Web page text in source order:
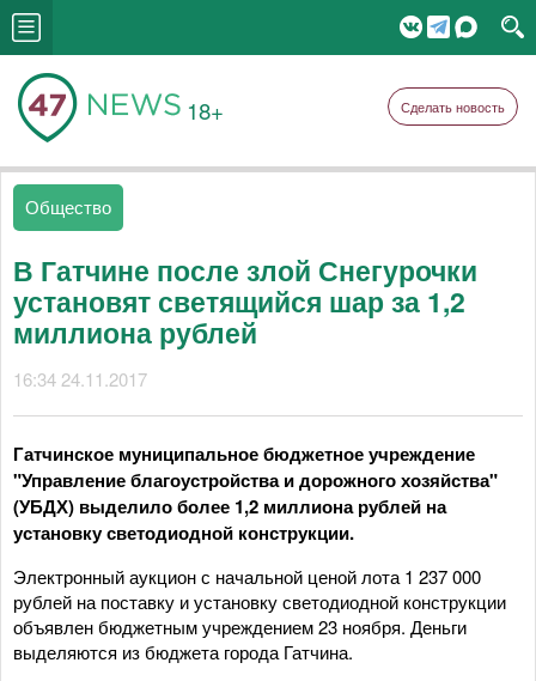
18+ Сделать новость
Общество
В Гатчине после злой Снегурочки
установят светящийся шар за 1,2
миллиона рублей
16:34 24.11.2017
Гатчинское муниципальное бюджетное учреждение
"Управление благоустройства и дорожного хозяйства"
(УБДХ) выделило более 1,2 миллиона рублей на
установку светодиодной конструкции.
Электронный аукцион с начальной ценой лота 1 237 000
рублей на поставку и установку светодиодной конструкции
объявлен бюджетным учреждением 23 ноября. Деньги
выделяются из бюджета города Гатчина.